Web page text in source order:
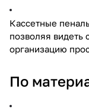
Кассетные
позволяя
организацию
По